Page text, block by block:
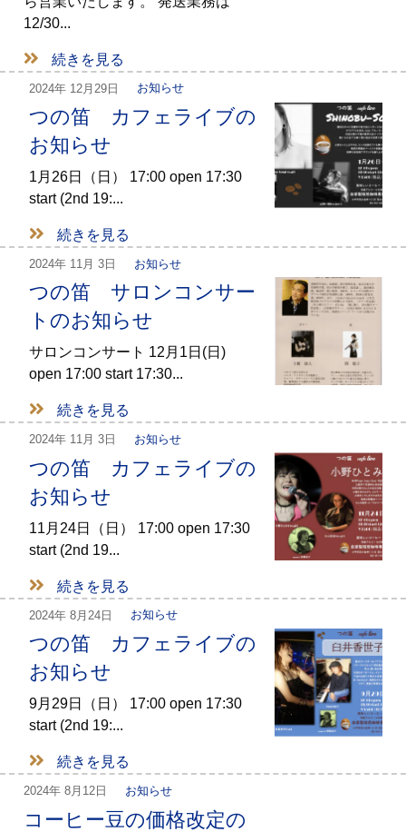
12/30...
続きを見る
2024年 12月29日 お知らせ
つの笛 カフェライブの
お知らせ
1月26日（日） 17:00 open 17:30
start (2nd 19:...
続きを見る
2024年 11月 3日 お知らせ
つの笛 サロンコンサー
トのお知らせ
サロンコンサート 12月1日(日)
open 17:00 start 17:30...
続きを見る
2024年 11月 3日 お知らせ
つの笛 カフェライブの
お知らせ
11月24日（日） 17:00 open 17:30
start (2nd 19...
続きを見る
2024年 8月24日 お知らせ
つの笛 カフェライブの
お知らせ
9月29日（日） 17:00 open 17:30
start (2nd 19:...
続きを見る
2024年 8月12日 お知らせ
コーヒー豆の価格改定の